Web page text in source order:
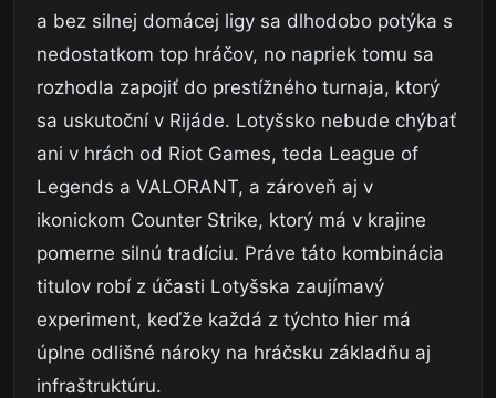
a bez silnej domácej ligy sa dlhodobo potýka s
nedostatkom top hráčov, no napriek tomu sa
rozhodla zapojiť do prestížného turnaja, ktorý
sa uskutoční v Rijáde. Lotyšsko nebude chýbať
ani v hrách od Riot Games, teda League of
Legends a VALORANT, a zároveň aj v
ikonickom Counter Strike, ktorý má v krajine
pomerne silnú tradíciu. Práve táto kombinácia
titulov robí z účasti Lotyšska zaujímavý
experiment, keďže každá z týchto hier má
úplne odlišné nároky na hráčsku základňu aj
infraštruktúru.